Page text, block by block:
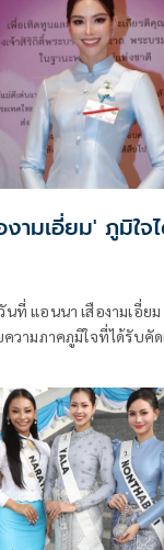
“Anyone Can Be A
รกปรากฏว่ารุ่นใหญ่สุด
ลงานสุดร้อนแรงของ “มิก
ด้า ทีม คริสมาส ที่ทำเวล
นคาด ทะยานขึ้นนำเป็น
วที่สุดด้วยเวลา 1 นาที
วินาที แฟนความเร็วห้
ะรอบชิงชนะเลิศสุดสัป
ามเอี่ยม' ภูมิใจ
ที่ แอนนา เสืองามเอี่ย
ความภาคภูมิใจที่ได้รับคั
ด็จพระเทพรัตนราชสุดา
ได้